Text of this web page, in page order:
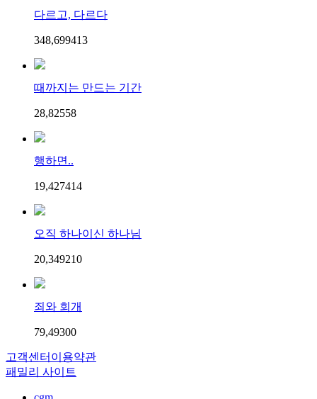
다르고, 다르다
348,699413
때까지는 만드는 기간
28,82558
행하면..
19,427414
오직 하나이신 하나님
20,349210
죄와 회개
79,49300
고객센터 이용약관
패밀리 사이트